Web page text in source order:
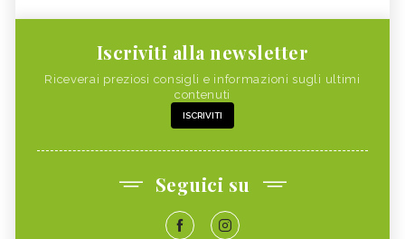
Iscriviti alla newsletter
Riceverai preziosi consigli e informazioni sugli ultimi
contenuti
ISCRIVITI
Seguici su